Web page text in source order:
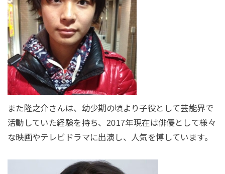
また隆之介さんは、幼少期の頃より子役として芸能界で
活動していた経験を持ち、2017年現在は俳優として様々
な映画やテレビドラマに出演し、人気を博しています。